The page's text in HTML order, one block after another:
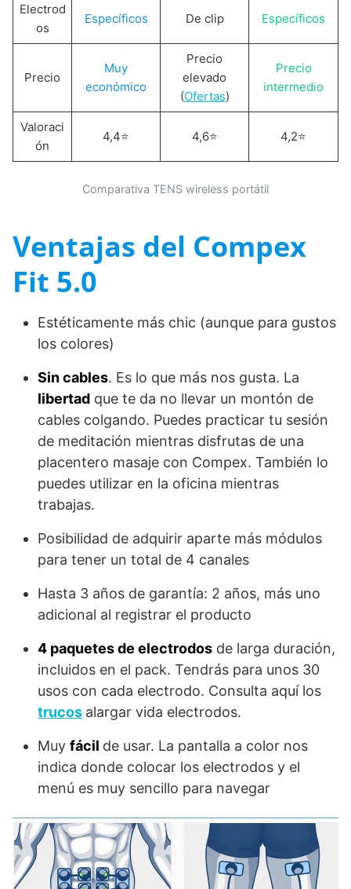
Electrod
os
Específicos De clip Específicos
Precio
Muy
económico
Precio
elevado
(Ofertas)
Precio
intermedio
Valoraci
ón
4,4⭐ 4,6⭐ 4,2⭐
Comparativa TENS wireless portátil
Ventajas del Compex
Fit 5.0
Estéticamente más chic (aunque para gustos
los colores)
Sin cables. Es lo que más nos gusta. La
libertad que te da no llevar un montón de
cables colgando. Puedes practicar tu sesión
de meditación mientras disfrutas de una
placentero masaje con Compex. También lo
puedes utilizar en la oficina mientras
trabajas.
Posibilidad de adquirir aparte más módulos
para tener un total de 4 canales
Hasta 3 años de garantía: 2 años, más uno
adicional al registrar el producto
4 paquetes de electrodos de larga duración,
incluidos en el pack. Tendrás para unos 30
usos con cada electrodo. Consulta aquí los
trucos alargar vida electrodos.
Muy fácil de usar. La pantalla a color nos
indica donde colocar los electrodos y el
menú es muy sencillo para navegar